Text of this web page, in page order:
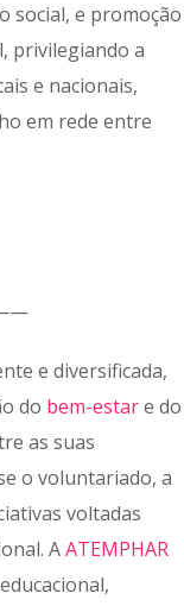
social, e promoção
privilegiando a
e nacionais,
em rede entre
e diversificada,
do bem-estare do
as suas
o voluntariado, a
voltadas
AATEMPHAR